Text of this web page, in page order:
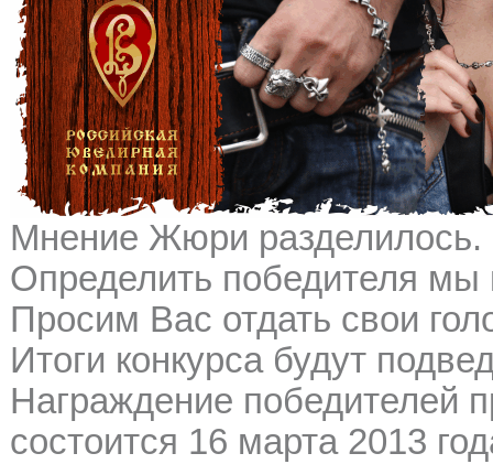
Мнение Жюри разделилось.
Определить победителя мы
Просим Вас отдать свои
Итоги конкурса будут
Награждение победителей
состоится 16 марта 2013